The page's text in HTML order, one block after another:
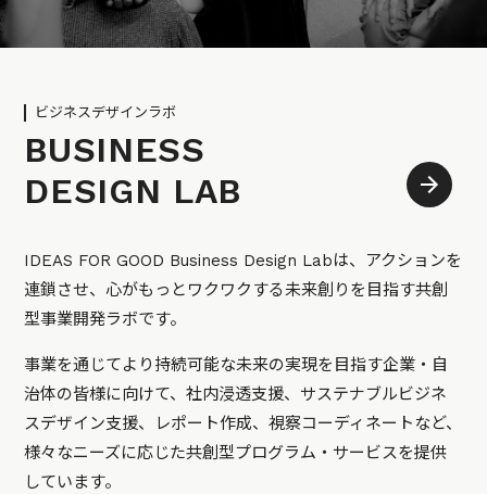
ビジネスデザインラボ
BUSINESS
DESIGN LAB
IDEAS FOR GOOD Business Design Labは、アクションを
連鎖させ、心がもっとワクワクする未来創りを目指す共創
型事業開発ラボです。
事業を通じてより持続可能な未来の実現を目指す企業・自
治体の皆様に向けて、社内浸透支援、サステナブルビジネ
スデザイン支援、レポート作成、視察コーディネートなど、
様々なニーズに応じた共創型プログラム・サービスを提供
しています。